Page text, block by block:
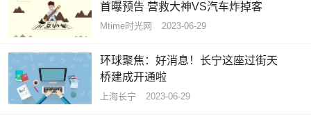
首曝预告 营救大神VS汽车炸掉客
Mtime时光网 2023-06-29
环球聚焦：好消息！长宁这座过街天
桥建成开通啦
上海长宁 2023-06-29